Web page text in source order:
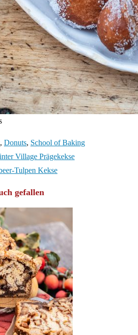
, Donuts, School of Baking
Village Prägekekse
Tulpen Kekse
gefallen